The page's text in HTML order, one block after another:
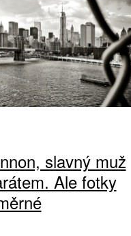
slavný muž
Ale fotky